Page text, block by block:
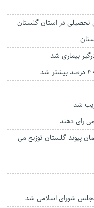
رای دهند
سیمان پیوند گلستان توزیع می
مجلس شورای اسلامی شد